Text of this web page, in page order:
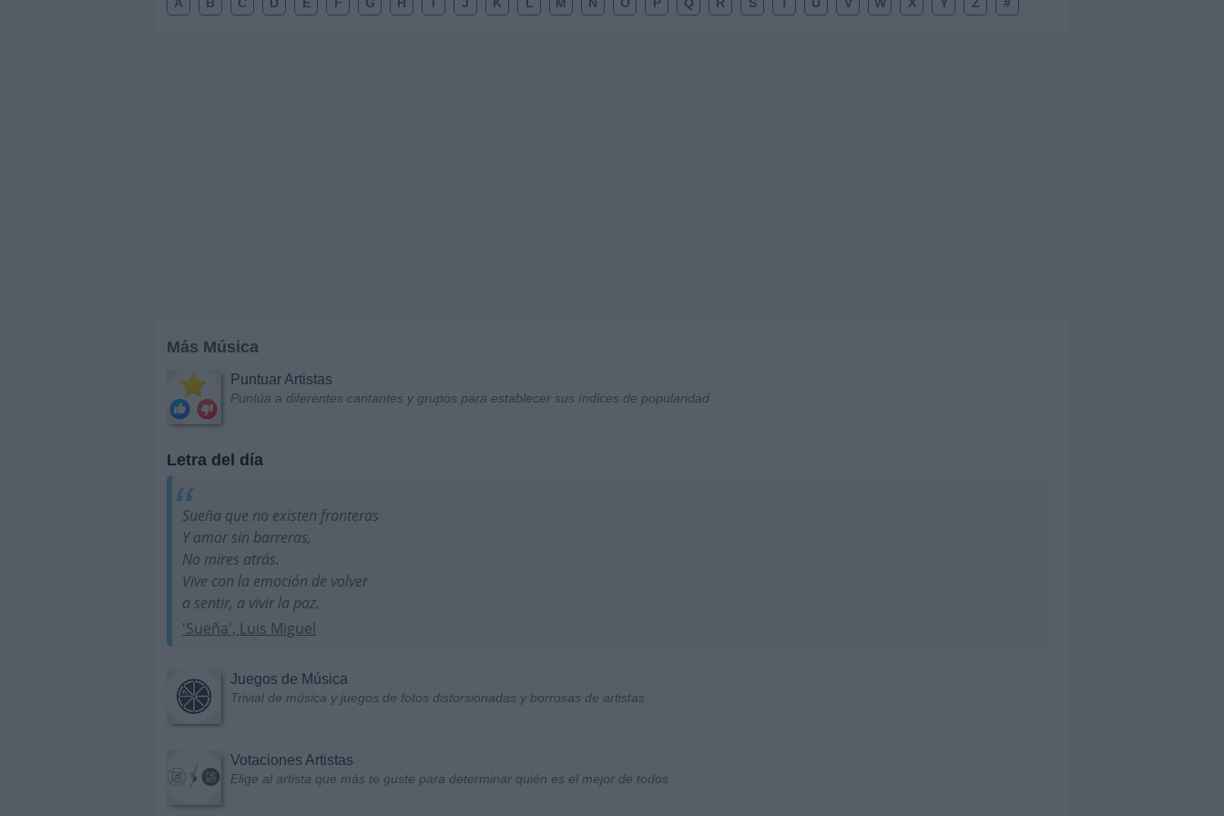
Más Música
Puntuar Artistas
Puntúa a diferentes cantantes y grupos para establecer sus índices de popularidad
Letra del día
Sueña que no existen fronteras
Y amor sin barreras,
No mires atrás.
Vive con la emoción de volver
a sentir, a vivir la paz.
'Sueña', Luis Miguel
Juegos de Música
Trivial de música y juegos de fotos distorsionadas y borrosas de artistas
Votaciones Artistas
Elige al artista que más te guste para determinar quién es el mejor de todos